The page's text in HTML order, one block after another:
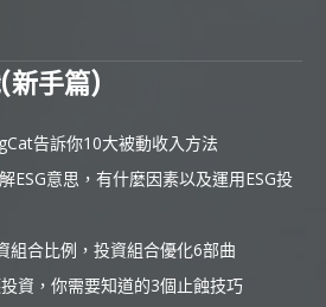
新手篇)
告訴你10大被動收入方法
ESG意思，有什麼因素以及運用ESG投
組合比例，投資組合優化6部曲
資，你需要知道的3個止蝕技巧